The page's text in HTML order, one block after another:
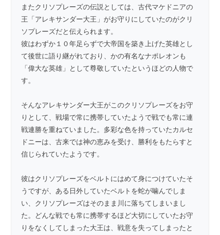
またクリソプレーズの伝説としては、古代マケドニアの
王「アレキサンダー大王」がお守りにしていたのがクリ
ソプレーズだと伝えられます。
彼はわずか１０年足らずで大帝国を築き上げた英雄とし
て後世に語り継がれており、かの有名なナポレオンも
「偉大な英雄」として尊敬していたというほどの人物で
す。
そんなアレキサンダー大王がこのクリソプレーズをお守
りとして、戦場で常に携帯していたようで戦でも常に連
戦連勝を重ねていました。多彩な色を持っていたカルセ
ドニーは、古来では神の恵みを受け、勝利をもたらすと
信じられていたようです。
彼はクリソプレーズをベルトにはめて身につけていたそ
うですが、ある日外していたベルトを蛇が噛んでしま
い、クリソプレーズはそのまま川に落ちてしまいまし
た。どんな戦でも常に携帯するほど大切にしていたお守
りをなくしてしまった大王は、戦意を失ってしまったと